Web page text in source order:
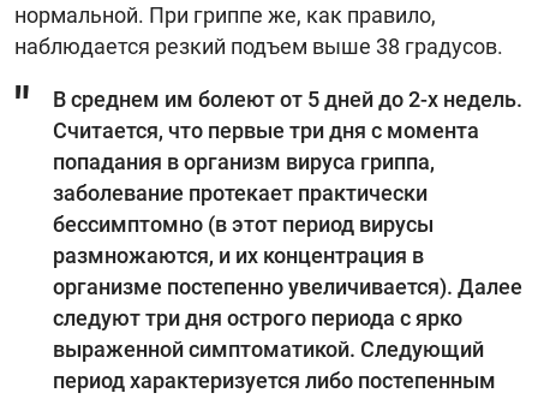
нормальной. При гриппе же, как правило,
наблюдается резкий подъем выше 38 градусов.
В среднем им болеют от 5 дней до 2-х недель.
Считается, что первые три дня с момента
попадания в организм вируса гриппа,
заболевание протекает практически
бессимптомно (в этот период вирусы
размножаются, и их концентрация в
организме постепенно увеличивается). Далее
следуют три дня острого периода с ярко
выраженной симптоматикой. Следующий
период характеризуется либо постепенным